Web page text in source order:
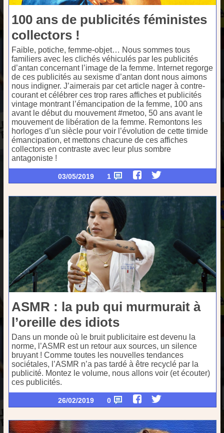
100 ans de publicités féministes
collectors !
Faible, potiche, femme-objet… Nous sommes tous
familiers avec les clichés véhiculés par les publicités
d’antan concernant l’image de la femme. Internet regorge
de ces publicités au sexisme d’antan dont nous aimons
nous indigner. J’aimerais par cet article nager à contre-
courant et célébrer ces trop rares affiches et publicités
vintage montrant l’émancipation de la femme, 100 ans
avant le début du mouvement #metoo, 50 ans avant le
mouvement de libération de la femme. Remontons les
horloges d’un siècle pour voir l’évolution de cette timide
émancipation, et mettons chacune de ces affiches
collectors en contraste avec leur plus sombre
antagoniste !
03/05/2019 1
ASMR : la pub qui murmurait à
l’oreille des idiots
Dans un monde où le bruit publicitaire est devenu la
norme, l’ASMR est un retour aux sources, un silence
bruyant ! Comme toutes les nouvelles tendances
sociétales, l’ASMR n’a pas tardé à être recyclé par la
publicité. Montez le volume, nous allons voir (et écouter)
ces publicités.
26/02/2019 0